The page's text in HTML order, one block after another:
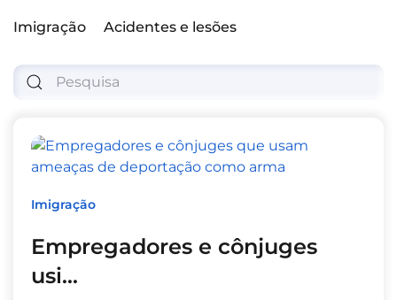
Imigração Acidentes e lesões
Imigração
Empregadores e cônjuges
usi...